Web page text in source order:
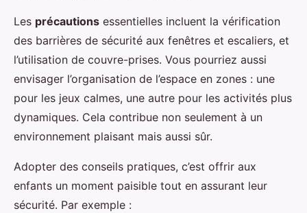
Les précautions essentielles incluent la vérification
des barrières de sécurité aux fenêtres et escaliers, et
l’utilisation de couvre-prises. Vous pourriez aussi
envisager l’organisation de l’espace en zones : une
pour les jeux calmes, une autre pour les activités plus
dynamiques. Cela contribue non seulement à un
environnement plaisant mais aussi sûr.
Adopter des conseils pratiques, c’est offrir aux
enfants un moment paisible tout en assurant leur
sécurité. Par exemple :